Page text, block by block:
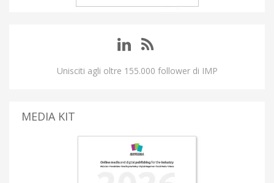
Unisciti agli oltre 155.000 follower di IMP
MEDIA KIT